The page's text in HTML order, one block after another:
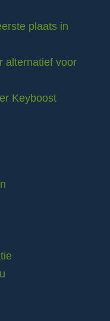
plaats in
alternatief voor
Keyboost